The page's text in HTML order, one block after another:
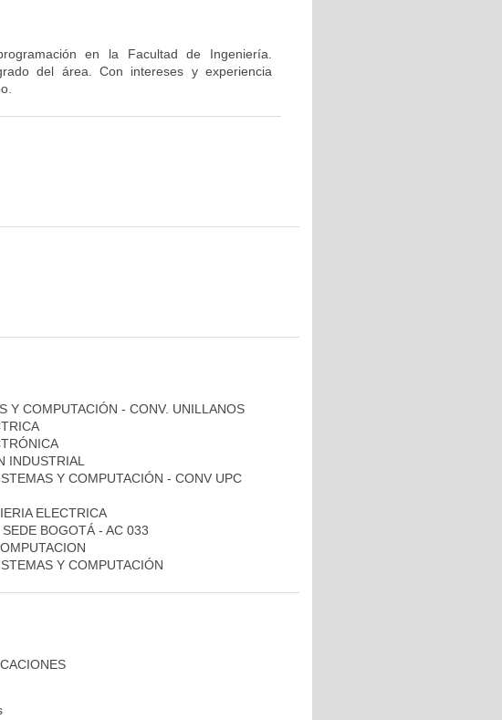
en la Facultad de Ingeniería.
del área. Con intereses y experiencia
Y COMPUTACIÓN - CONV. UNILLANOS
INDUSTRIAL
Y COMPUTACIÓN - CONV UPC
ELECTRICA
BOGOTÁ - AC 033
Y COMPUTACIÓN